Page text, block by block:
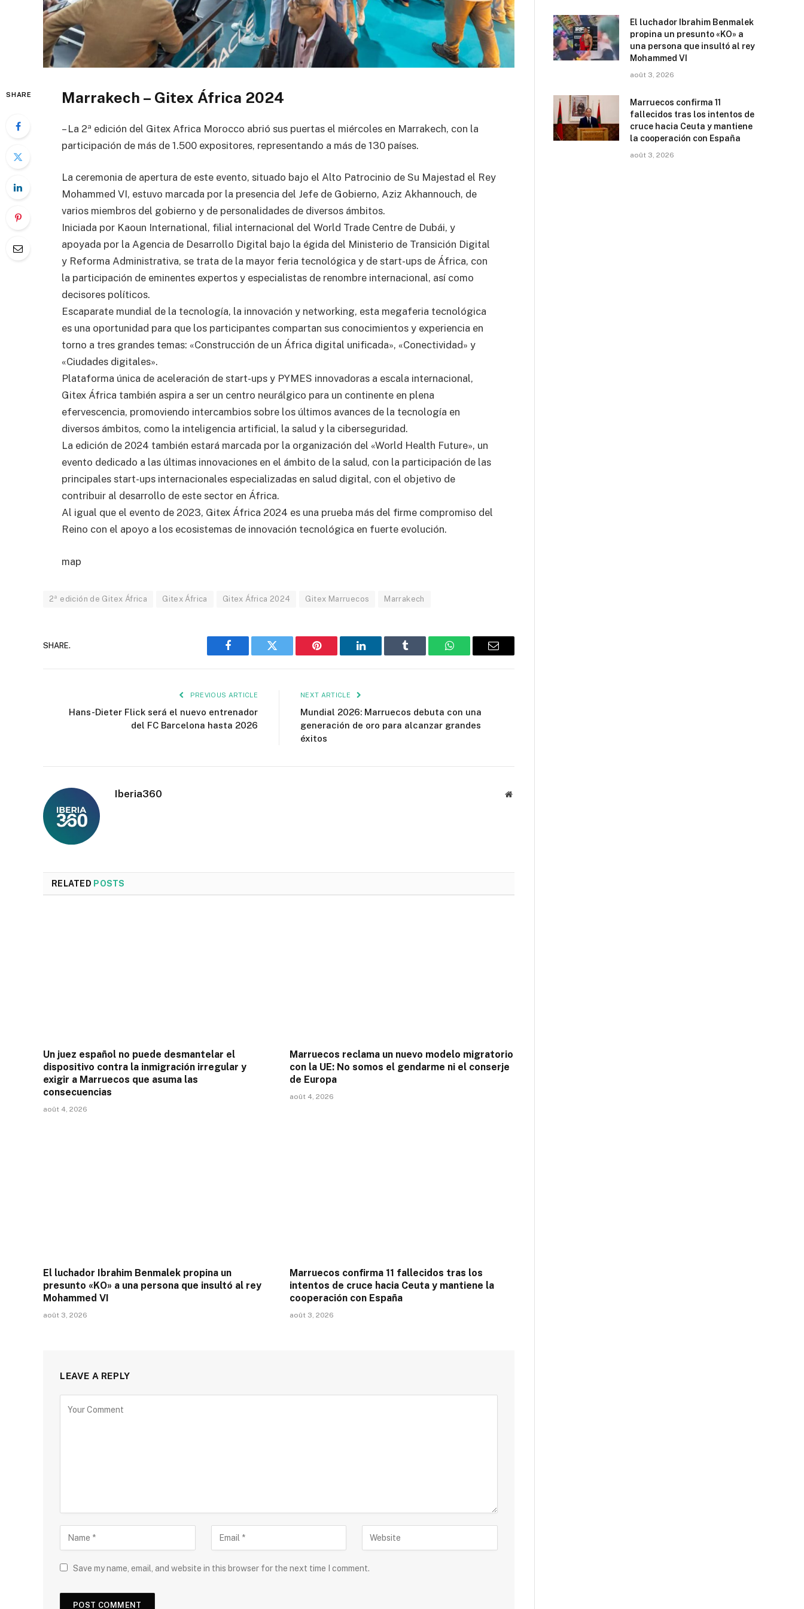
SHARE Marrakech – Gitex África 2024
– La 2ª edición del Gitex Africa Morocco abrió sus puertas el miércoles en Marrakech, con la
participación de más de 1.500 expositores, representando a más de 130 países.
La ceremonia de apertura de este evento, situado bajo el Alto Patrocinio de Su Majestad el Rey
Mohammed VI, estuvo marcada por la presencia del Jefe de Gobierno, Aziz Akhannouch, de
varios miembros del gobierno y de personalidades de diversos ámbitos.
Iniciada por Kaoun International, filial internacional del World Trade Centre de Dubái, y
apoyada por la Agencia de Desarrollo Digital bajo la égida del Ministerio de Transición Digital
y Reforma Administrativa, se trata de la mayor feria tecnológica y de start-ups de África, con
la participación de eminentes expertos y especialistas de renombre internacional, así como
decisores políticos.
Escaparate mundial de la tecnología, la innovación y networking, esta megaferia tecnológica
es una oportunidad para que los participantes compartan sus conocimientos y experiencia en
torno a tres grandes temas: «Construcción de un África digital unificada», «Conectividad» y
«Ciudades digitales».
Plataforma única de aceleración de start-ups y PYMES innovadoras a escala internacional,
Gitex África también aspira a ser un centro neurálgico para un continente en plena
efervescencia, promoviendo intercambios sobre los últimos avances de la tecnología en
diversos ámbitos, como la inteligencia artificial, la salud y la ciberseguridad.
La edición de 2024 también estará marcada por la organización del «World Health Future», un
evento dedicado a las últimas innovaciones en el ámbito de la salud, con la participación de las
principales start-ups internacionales especializadas en salud digital, con el objetivo de
contribuir al desarrollo de este sector en África.
Al igual que el evento de 2023, Gitex África 2024 es una prueba más del firme compromiso del
Reino con el apoyo a los ecosistemas de innovación tecnológica en fuerte evolución.
map
2ª edición de Gitex África Gitex África Gitex África 2024 Gitex Marruecos Marrakech
SHARE.
Facebook Twitter Pinterest LinkedIn Tumblr WhatsAppEmail
PREVIOUS ARTICLE
Hans-Dieter Flick será el nuevo entrenador
del FC Barcelona hasta 2026
NEXT ARTICLE
Mundial 2026: Marruecos debuta con una
generación de oro para alcanzar grandes
éxitos
Iberia360 Website
RELATED POSTS
Un juez español no puede desmantelar el
dispositivo contra la inmigración irregular y
exigir a Marruecos que asuma las
consecuencias
août 4, 2026
Marruecos reclama un nuevo modelo migratorio
con la UE: No somos el gendarme ni el conserje
de Europa
août 4, 2026
El luchador Ibrahim Benmalek propina un
presunto «KO» a una persona que insultó al rey
Mohammed VI
août 3, 2026
Marruecos confirma 11 fallecidos tras los
intentos de cruce hacia Ceuta y mantiene la
cooperación con España
août 3, 2026
LEAVE A REPLY
Save my name, email, and website in this browser for the next time I comment.
El luchador Ibrahim Benmalek
propina un presunto «KO» a
una persona que insultó al rey
Mohammed VI
août 3, 2026
Marruecos confirma 11
fallecidos tras los intentos de
cruce hacia Ceuta y mantiene
la cooperación con España
août 3, 2026